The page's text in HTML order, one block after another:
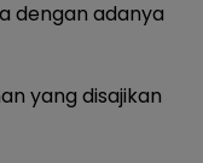
dengan adanya
yang disajikan